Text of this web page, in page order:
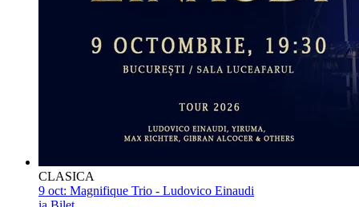
CLASICA
9 oct: Magnifique Trio - Ludovico Einaudi